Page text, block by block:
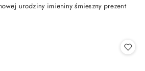
urodziny imieniny śmieszny prezent